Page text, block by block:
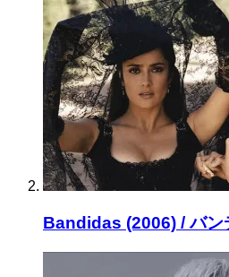
Bandidas (2006) / バン